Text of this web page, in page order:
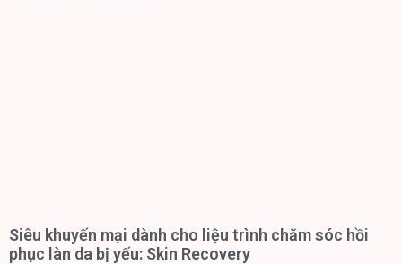
Siêu khuyến mại dành cho liệu trình chăm sóc hồi
phục làn da bị yếu: Skin Recovery